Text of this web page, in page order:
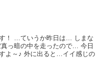
！ …ていうか昨日は… しまな
っ暗の中を走ったので… 今日
よ～♪ 外に出ると…イイ感じの